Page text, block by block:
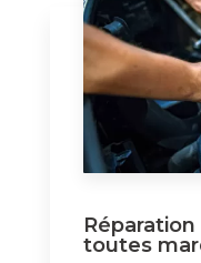
toutes